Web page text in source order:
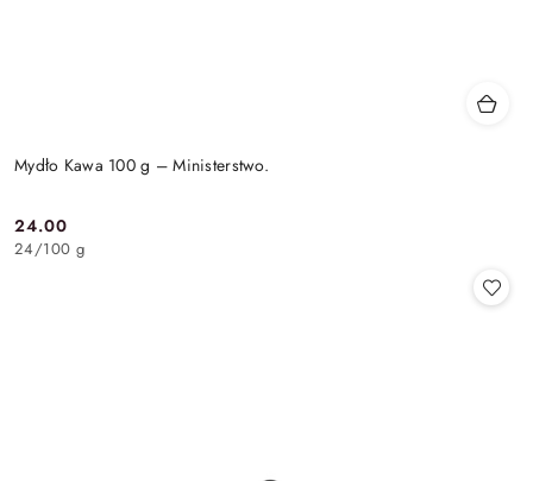
Mydło Kawa 100 g – Ministerstwo.
Cena:
24.00
24/100 g